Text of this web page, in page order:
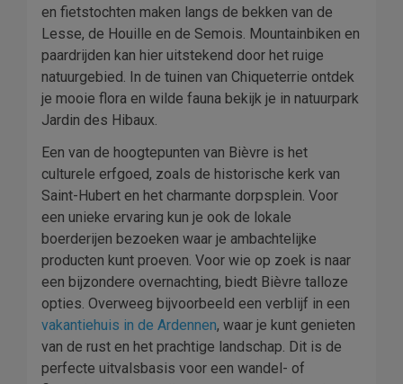
en fietstochten maken langs de bekken van de
Lesse, de Houille en de Semois. Mountainbiken en
paardrijden kan hier uitstekend door het ruige
natuurgebied. In de tuinen van Chiqueterrie ontdek
je mooie flora en wilde fauna bekijk je in natuurpark
Jardin des Hibaux.
Een van de hoogtepunten van Bièvre is het
culturele erfgoed, zoals de historische kerk van
Saint-Hubert en het charmante dorpsplein. Voor
een unieke ervaring kun je ook de lokale
boerderijen bezoeken waar je ambachtelijke
producten kunt proeven. Voor wie op zoek is naar
een bijzondere overnachting, biedt Bièvre talloze
opties. Overweeg bijvoorbeeld een verblijf in een
vakantiehuis in de Ardennen, waar je kunt genieten
van de rust en het prachtige landschap. Dit is de
perfecte uitvalsbasis voor een wandel- of